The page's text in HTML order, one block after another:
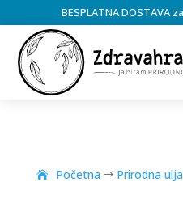
BESPLATNA DOSTAVA
Početna $ Prirodna ulja